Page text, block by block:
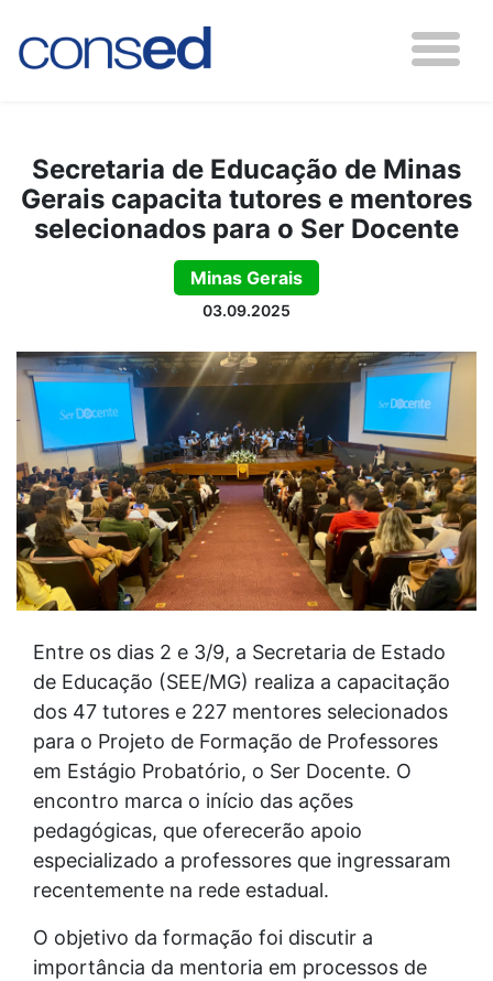
Secretaria de Educação de Minas
Gerais capacita tutores e mentores
selecionados para o Ser Docente
Minas Gerais
03.09.2025
Entre os dias 2 e 3/9, a Secretaria de Estado
de Educação (SEE/MG) realiza a capacitação
dos 47 tutores e 227 mentores selecionados
para o Projeto de Formação de Professores
em Estágio Probatório, o Ser Docente. O
encontro marca o início das ações
pedagógicas, que oferecerão apoio
especializado a professores que ingressaram
recentemente na rede estadual.
O objetivo da formação foi discutir a
importância da mentoria em processos de